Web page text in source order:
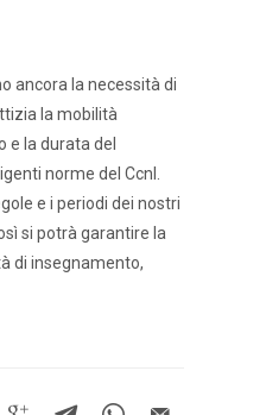
ancora la necessità di
la mobilità
e la durata del
norme del Ccnl.
e i periodi dei nostri
si potrà garantire la
di insegnamento,